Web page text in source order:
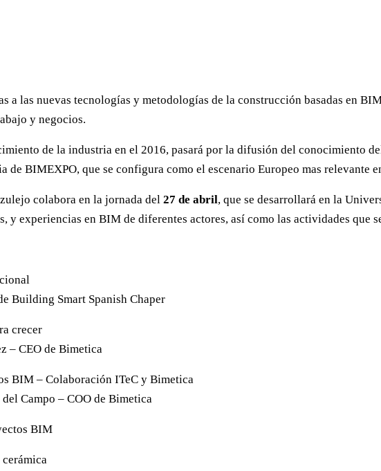
a las nuevas tecnologías y metodologías de la construcción basadas en
y negocios.
de la industria en el 2016, pasará por la difusión del conocimiento
BIMEXPO, que se configura como el escenario Europeo mas relevante
colabora en la jornada del 27 de abril, que se desarrollará en la
y experiencias en BIM de diferentes actores, así como las actividades que
Building Smart Spanish Chaper
crecer
– CEO de Bimetica
BIM – Colaboración ITeC y Bimetica
Campo – COO de Bimetica
BIM